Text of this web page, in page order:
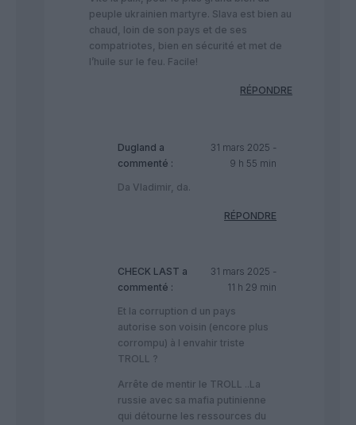
peuple ukrainien martyre. Slava est bien au
chaud, loin de son pays et de ses
compatriotes, bien en sécurité et met de
l’huile sur le feu. Facile!
RÉPONDRE
Dugland a
commenté :
31 mars 2025 -
9 h 55 min
Da Vladimir, da.
RÉPONDRE
CHECK LAST a
commenté :
31 mars 2025 -
11 h 29 min
Et la corruption d un pays
autorise son voisin (encore plus
corrompu) à l envahir triste
TROLL ?
Arrête de mentir le TROLL ..La
russie avec sa mafia putinienne
qui détourne les ressources du